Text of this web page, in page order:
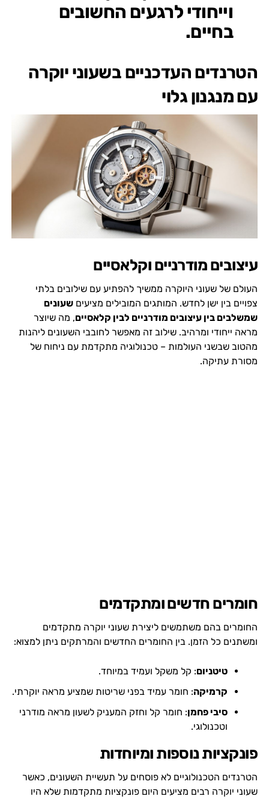
וייחודי לרגעים החשובים
בחיים.
הטרנדים העדכניים בשעוני יוקרה
עם מנגנון גלוי
עיצובים מודרניים וקלאסיים
העולם של שעוני היוקרה ממשיך להפתיע עם שילובים בלתי
צפויים בין ישן לחדש. המותגים המובילים מציעים שעונים
שמשלבים בין עיצובים מודרניים לבין קלאסיים, מה שיוצר
מראה ייחודי ומרהיב. שילוב זה מאפשר לחובבי השעונים ליהנות
מהטוב שבשני העולמות – טכנולוגיה מתקדמת עם ניחוח של
מסורת עתיקה.
חומרים חדשים ומתקדמים
החומרים בהם משתמשים ליצירת שעוני יוקרה מתקדמים
ומשתנים כל הזמן. בין החומרים החדשים והמרתקים ניתן למצוא:
טיטניום: קל משקל ועמיד במיוחד.
קרמיקה: חומר עמיד בפני שריטות שמציע מראה יוקרתי.
סיבי פחמן: חומר קל וחזק המעניק לשעון מראה מודרני
וטכנולוגי.
פונקציות נוספות ומיוחדות
הטרנדים הטכנולוגיים לא פוסחים על תעשיית השעונים, כאשר
שעוני יוקרה רבים מציעים היום פונקציות מתקדמות שלא היו